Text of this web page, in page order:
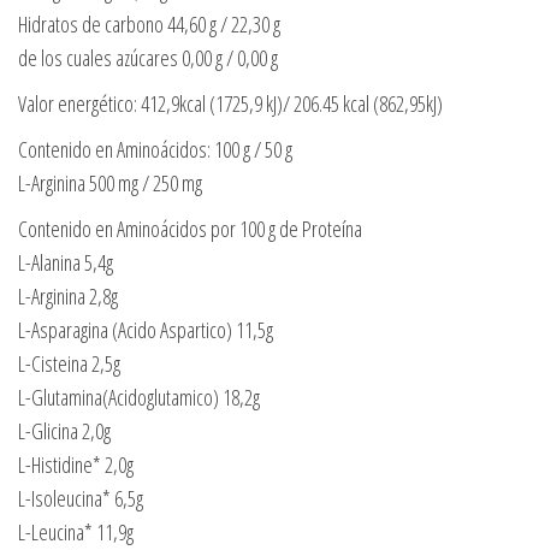
Hidratos de carbono 44,60 g / 22,30 g
de los cuales azúcares 0,00 g / 0,00 g
Valor energético: 412,9kcal (1725,9 kJ)/ 206.45 kcal (862,95kJ)
Contenido en Aminoácidos: 100 g / 50 g
L-Arginina 500 mg / 250 mg
Contenido en Aminoácidos por 100 g de Proteína
L-Alanina 5,4g
L-Arginina 2,8g
L-Asparagina (Acido Aspartico) 11,5g
L-Cisteina 2,5g
L-Glutamina(Acidoglutamico) 18,2g
L-Glicina 2,0g
L-Histidine* 2,0g
L-Isoleucina* 6,5g
L-Leucina* 11,9g